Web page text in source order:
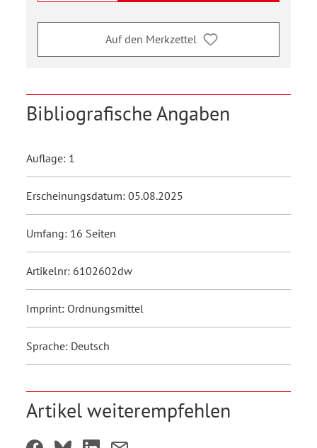
Auf den Merkzettel
Bibliografische Angaben
Auflage: 1
Erscheinungsdatum: 05.08.2025
Umfang: 16 Seiten
Artikelnr: 6102602dw
Imprint: Ordnungsmittel
Sprache: Deutsch
Artikel weiterempfehlen